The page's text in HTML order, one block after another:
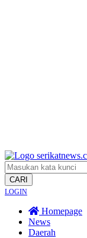
CARI
LOGIN
Homepage
News
Daerah